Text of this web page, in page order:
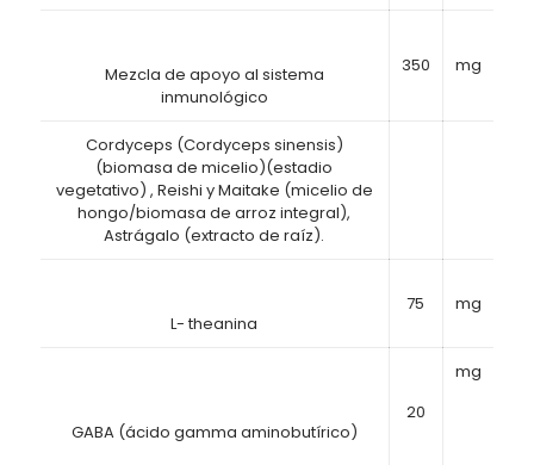
Mezcla de apoyo al sistema
inmunológico
350 mg
Cordyceps (Cordyceps sinensis)
(biomasa de micelio)(estadio
vegetativo) , Reishi y Maitake (micelio de
hongo/biomasa de arroz integral),
Astrágalo (extracto de raíz).
L- theanina
75 mg
GABA (ácido gamma aminobutírico)
20
mg